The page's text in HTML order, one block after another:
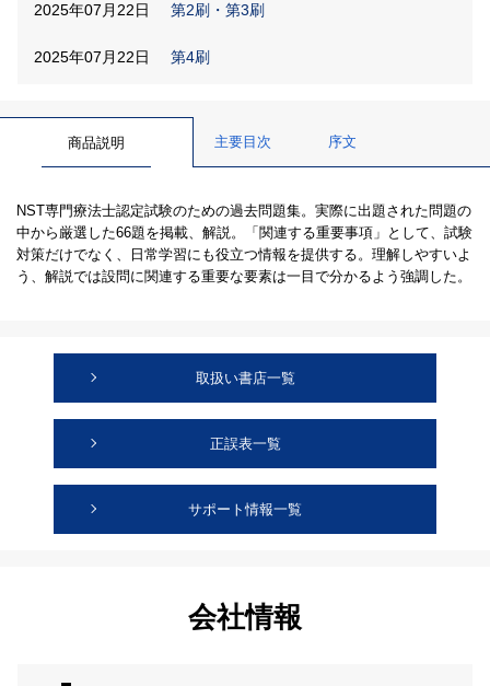
2025年07月22日 第2刷・第3刷
2025年07月22日 第4刷
商品説明 主要目次 序文
NST専門療法士認定試験のための過去問題集。実際に出題された問題の
中から厳選した66題を掲載、解説。「関連する重要事項」として、試験
対策だけでなく、日常学習にも役立つ情報を提供する。理解しやすいよ
う、解説では設問に関連する重要な要素は一目で分かるよう強調した。
取扱い書店一覧
正誤表一覧
サポート情報一覧
会社情報